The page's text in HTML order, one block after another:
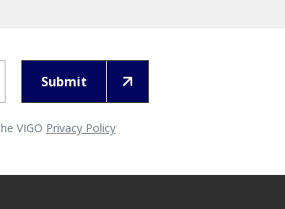
Submit
VIGO Privacy Policy